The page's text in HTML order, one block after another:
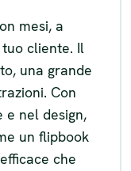
mesi, a
cliente. Il
una grande
Con
nel design,
un flipbook
che